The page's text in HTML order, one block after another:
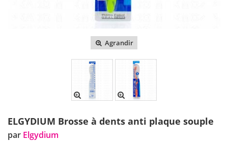
Agrandir
ELGYDIUM Brosse à dents anti plaque souple
par Elgydium